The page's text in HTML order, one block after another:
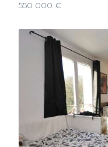
550 000 €